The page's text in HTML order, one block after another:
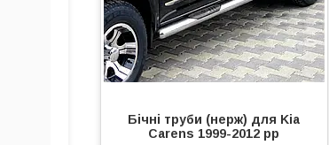
Бічні труби (нерж) для Kia
Carens 1999-2012 рр